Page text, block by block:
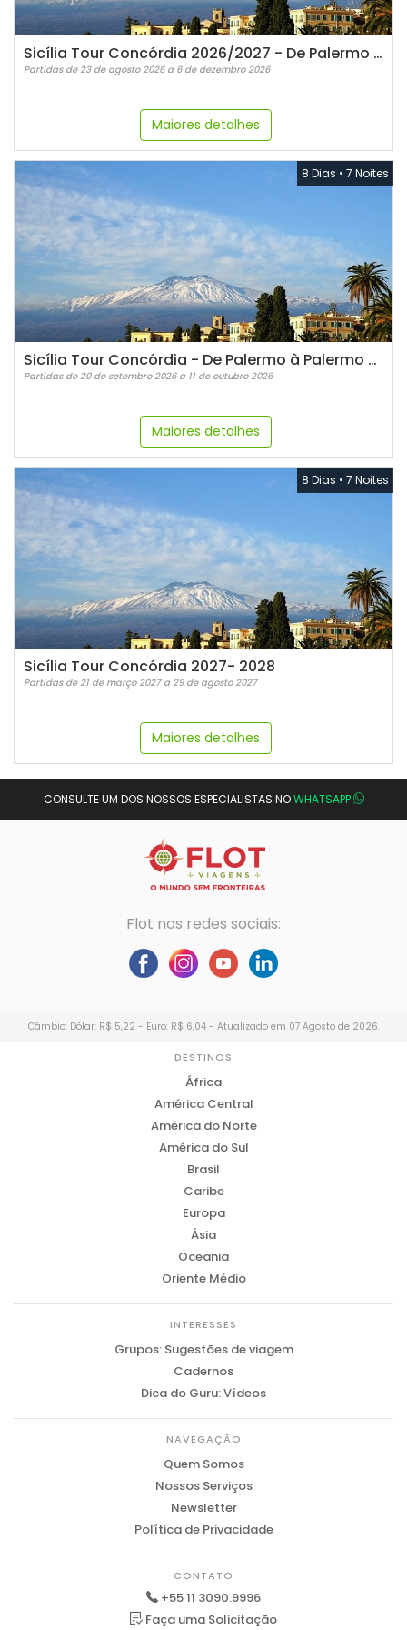
Sicília Tour Concórdia 2026/2027 - De Palermo à Palermo Guia em Espanhol
Partidas de 23 de agosto 2026 a 6 de dezembro 2026
Maiores detalhes
8 Dias • 7 Noites
Sicília Tour Concórdia - De Palermo à Palermo Guia em PORTUGUÊS!
Partidas de 20 de setembro 2026 a 11 de outubro 2026
Maiores detalhes
8 Dias • 7 Noites
Sicília Tour Concórdia 2027- 2028
Partidas de 21 de março 2027 a 29 de agosto 2027
Maiores detalhes
CONSULTE UM DOS NOSSOS ESPECIALISTAS NOWHATSAPP
Flot nas redes sociais:
Câmbio: Dólar: R$ 5,22 - Euro: R$ 6,04 - Atualizado em 07 Agosto de 2026.
DESTINOS
África
América Central
América do Norte
América do Sul
Brasil
Caribe
Europa
Ásia
Oceania
Oriente Médio
INTERESSES
Grupos: Sugestões de viagem
Cadernos
Dica do Guru: Vídeos
NAVEGAÇÃO
Quem Somos
Nossos Serviços
Newsletter
Política de Privacidade
CONTATO
+55 11 3090.9996
Faça uma Solicitação